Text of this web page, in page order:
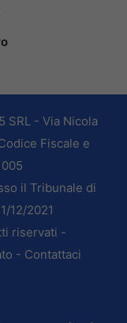
SRL - Via Nicola
Fiscale e
il Tribunale di
12/2021
riservati -
- Contattaci